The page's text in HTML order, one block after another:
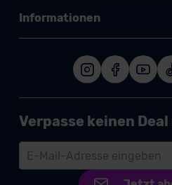
Informationen
Verpasse keinen Deal